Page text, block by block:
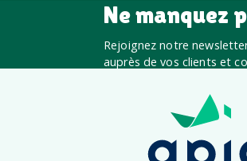
Ne manquez
Rejoignez notre
auprès de vos clients et